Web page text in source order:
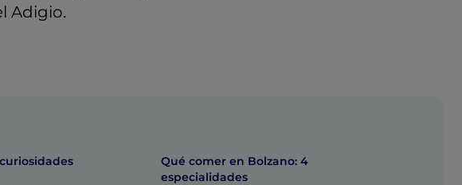
Adigio.
Qué comer en Bolzano: 4
especialidades